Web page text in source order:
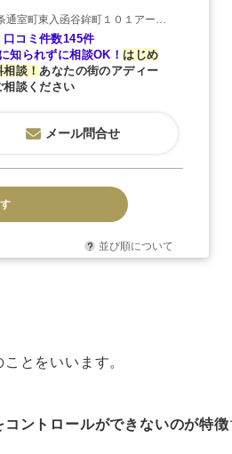
谷鉾町１０１アーバンネット四条烏丸ビル５Ｆ
コミ件数145件
知られずに相談OK！ はじめ
談！ あなたの街のアディー
相談ください
メール問合せ
並び順について
とをいいます。
コントロールができないのが特徴